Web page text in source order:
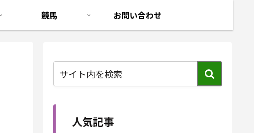
競馬 お問い合わせ
人気記事